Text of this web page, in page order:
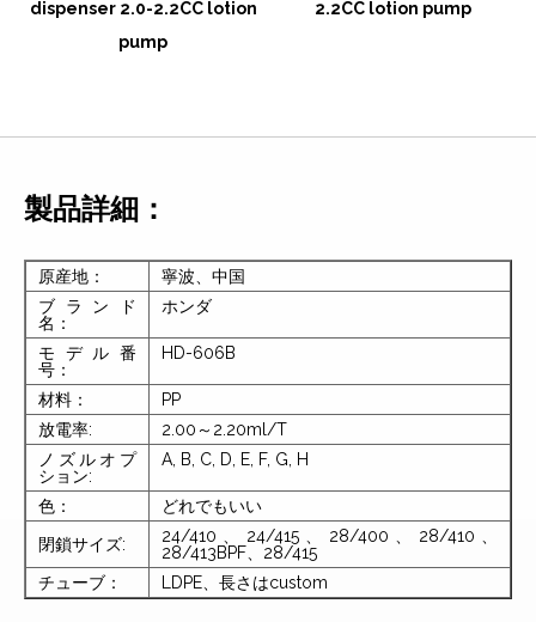
dispenser 2.0-2.2CC lotion
pump
2.2CC lotion pump
製品詳細：
原産地：
寧波、中国
ブランド
名：
ホンダ
モデル番
号：
HD-606B
材料：
PP
放電率:
2.00～2.20ml/T
ノズルオプ
ション:
A, B, C, D, E, F, G, H
色：
どれでもいい
閉鎖サイズ:
24/410、24/415、28/400、28/410、
28/413BPF、28/415
チューブ：
LDPE、長さはcustom